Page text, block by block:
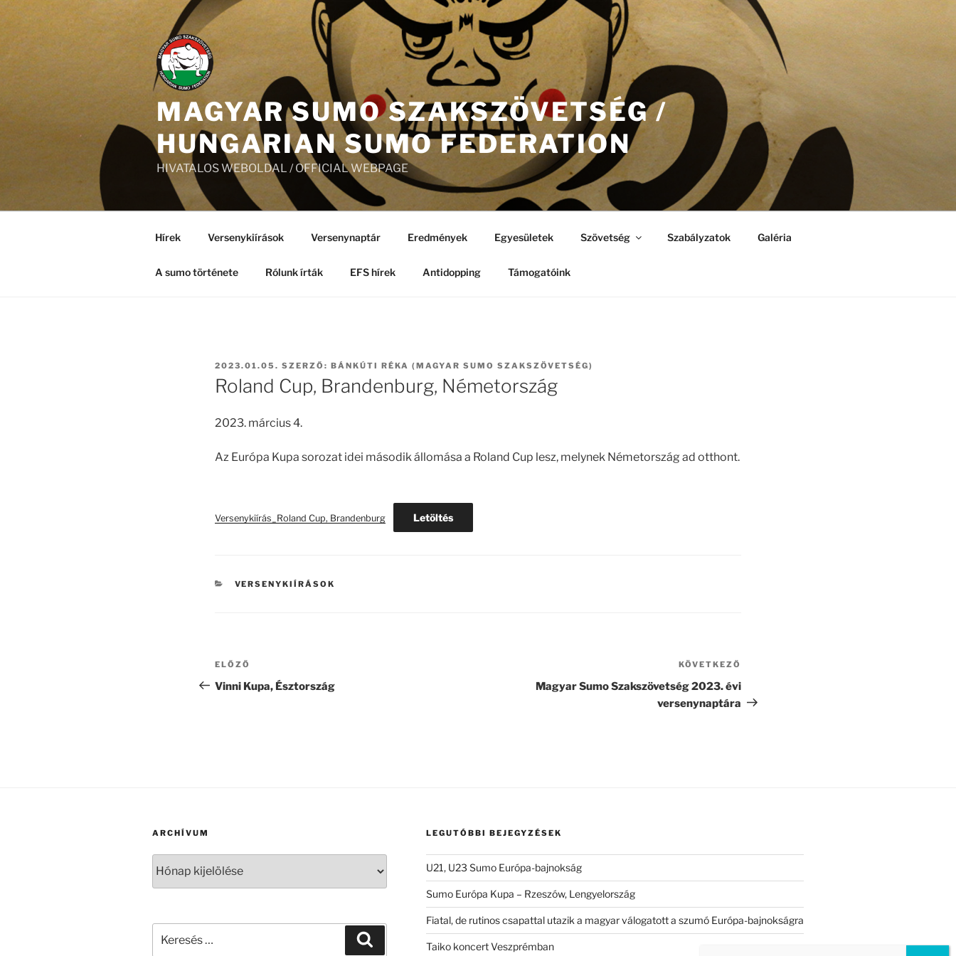
Tartalomhoz
MAGYAR SUMO SZAKSZÖVETSÉG /
HUNGARIAN SUMO FEDERATION
HIVATALOS WEBOLDAL / OFFICIAL WEBPAGE
Hírek Versenykiírások Versenynaptár Eredmények Egyesületek Szövetség Szabályzatok Galéria
A sumo története Rólunk írták EFS hírek Antidopping Támogatóink
BEKÜLDVE:
2023.01.05. SZERZŐ: BÁNKÚTI RÉKA (MAGYAR SUMO SZAKSZÖVETSÉG)
Roland Cup, Brandenburg, Németország
2023. március 4.
Az Európa Kupa sorozat idei második állomása a Roland Cup lesz, melynek Németország ad otthont.
Versenykiírás_Roland Cup, Brandenburg Letöltés
KATEGÓRIÁK
VERSENYKIÍRÁSOK
Bejegyzés
navigáció
Korábbi
bejegyzés
ELŐZŐ
Vinni Kupa, Észtország
bejegyzés
KÖVETKEZŐ
Magyar Sumo Szakszövetség 2023. évi
versenynaptára
ARCHÍVUM LEGUTÓBBI BEJEGYZÉSEK
U21, U23 Sumo Európa-bajnokság
Sumo Európa Kupa – Rzeszów, Lengyelország
Fiatal, de rutinos csapattal utazik a magyar válogatott a szumó Európa-bajnokságra
Taiko koncert Veszprémban